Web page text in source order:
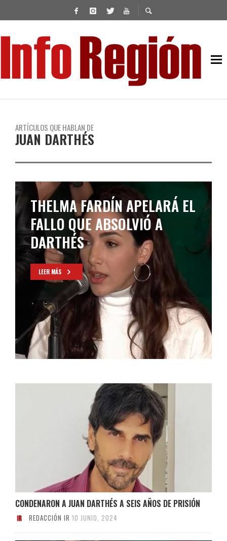
ARTÍCULOS QUE HABLAN DE
JUAN DARTHÉS
THELMA FARDÍN APELARÁ EL
FALLO QUE ABSOLVIÓ A
DARTHÉS
LEER MÁS
CONDENARON A JUAN DARTHÉS A SEIS AÑOS DE PRISIÓN
REDACCIÓN IR 10 JUNIO, 2024